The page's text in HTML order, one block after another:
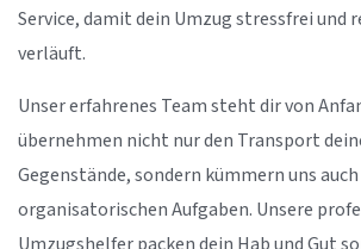
Service, damit dein Umzug stressfrei und
verläuft.
Unser erfahrenes Team steht dir von
übernehmen nicht nur den Transport
Gegenstände, sondern kümmern uns
organisatorischen Aufgaben. Unsere